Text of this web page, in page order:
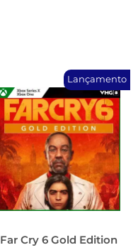
Lançamento
Far Cry 6 Gold Edition